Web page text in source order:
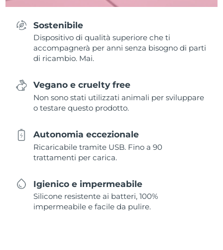
Sostenibile
Dispositivo di qualità superiore che ti
accompagnerà per anni senza bisogno di parti
di ricambio. Mai.
Vegano e cruelty free
Non sono stati utilizzati animali per sviluppare
o testare questo prodotto.
Autonomia eccezionale
Ricaricabile tramite USB. Fino a 90
trattamenti per carica.
Igienico e impermeabile
Silicone resistente ai batteri, 100%
impermeabile e facile da pulire.